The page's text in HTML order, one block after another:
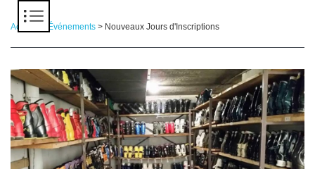
Accueil Événements > Nouveaux Jours d'Inscriptions